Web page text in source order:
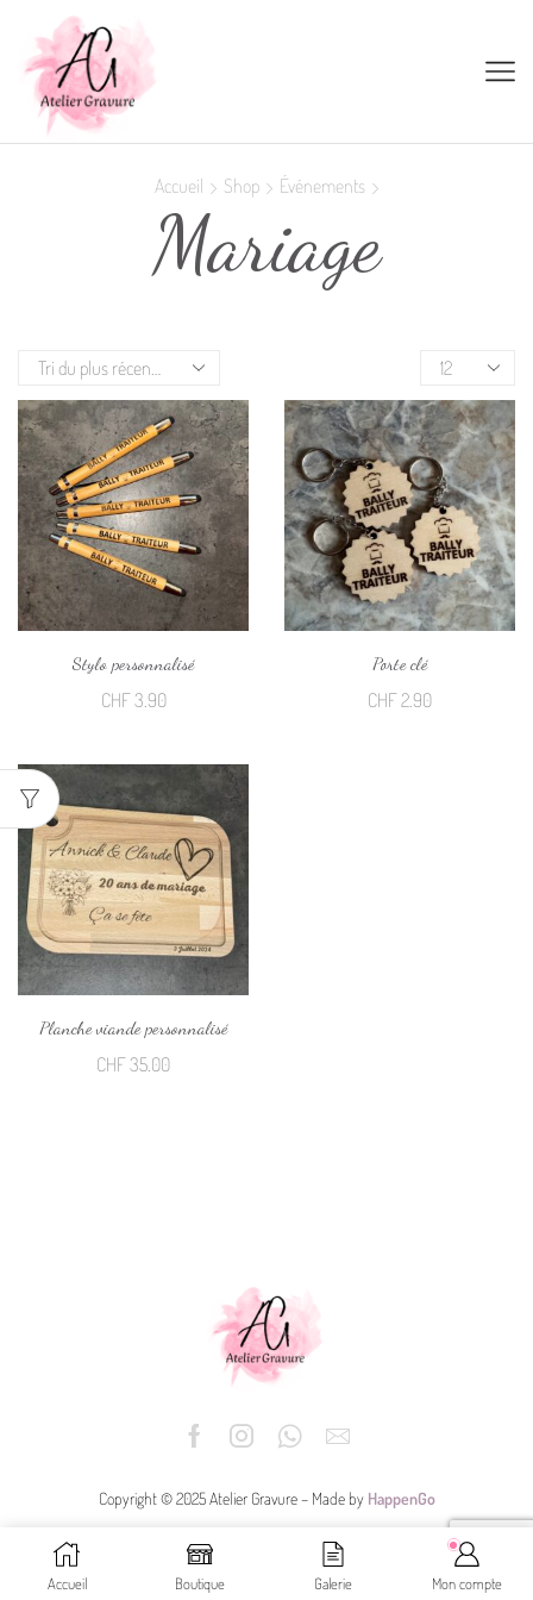
Accueil Shop Événements
Mariage
Stylo personnalisé
CHF3.90
Porte clé
CHF2.90
Planche viande personnalisé
CHF35.00
Copyright © 2025 Atelier Gravure – Made by HappenGo
Accueil Boutique Galerie Mon compte